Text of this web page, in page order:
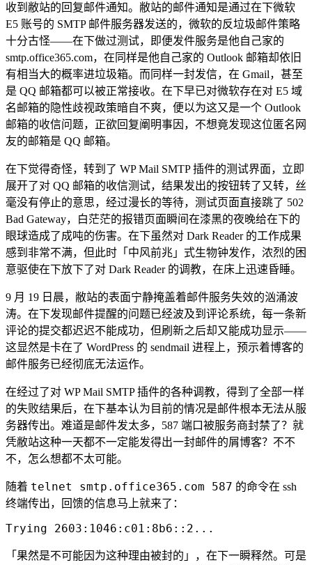
收到敝站的回复邮件通知。敝站的邮件通知是通过在下微软
E5 账号的 SMTP 邮件服务器发送的，微软的反垃圾邮件策略
十分古怪——在下做过测试，即便发件服务是他自己家的
smtp.office365.com，在同样是他自己家的 Outlook 邮箱却依旧
有相当大的概率进垃圾箱。而同样一封发信，在 Gmail，甚至
是 QQ 邮箱都可以被正常接收。在下早已对微软存在对 E5 域
名邮箱的隐性歧视政策暗自不爽，便以为这又是一个 Outlook
邮箱的收信问题，正欲回复阐明事因，不想竟发现这位匿名网
友的邮箱是 QQ 邮箱。
在下觉得奇怪，转到了 WP Mail SMTP 插件的测试界面，立即
展开了对 QQ 邮箱的收信测试，结果发出的按钮转了又转，丝
毫没有停止的意思，经过漫长的等待，测试页面直接跳了 502
Bad Gateway，白茫茫的报错页面瞬间在漆黑的夜晚给在下的
眼球造成了成吨的伤害。在下虽然对 Dark Reader 的工作成果
感到非常不满，但此时「中风前兆」式生物钟发作，浓烈的困
意驱使在下放下了对 Dark Reader 的调教，在床上迅速昏睡。
9 月 19 日晨，敝站的表面宁静掩盖着邮件服务失效的汹涌波
涛。在下发现邮件提醒的问题已经波及到评论系统，每一条新
评论的提交都迟迟不能成功，但刷新之后却又能成功显示——
这显然是卡在了 WordPress 的 sendmail 进程上，预示着博客的
邮件服务已经彻底无法运作。
在经过了对 WP Mail SMTP 插件的各种调教，得到了全部一样
的失败结果后，在下基本认为目前的情况是邮件根本无法从服
务器传出。难道是邮件发太多，587 端口被服务商封禁了？就
凭敝站这种一天都不一定能发得出一封邮件的屑博客？不不
不，怎么想都不太可能。
随着 telnet smtp.office365.com 587 的命令在 ssh
终端传出，回馈的信息马上就来了：
Trying 2603:1046:c01:8b6::2...
「果然是不可能因为这种理由被封的」，在下一瞬释然。可是